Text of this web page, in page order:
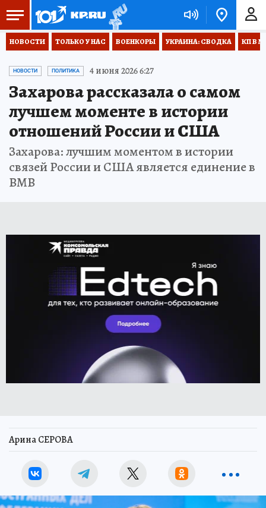
НОВОСТИ ТОЛЬКО У НАС ВОЕНКОРЫ УКРАИНА: СВОДКА КП В
НОВОСТИ ПОЛИТИКА 4 июня 2026 6:27
Захарова рассказала о самом
лучшем моменте в истории
отношений России и США
Захарова: лучшим моментом в истории
связей России и США является единение в
ВМВ
Арина СЕРОВА